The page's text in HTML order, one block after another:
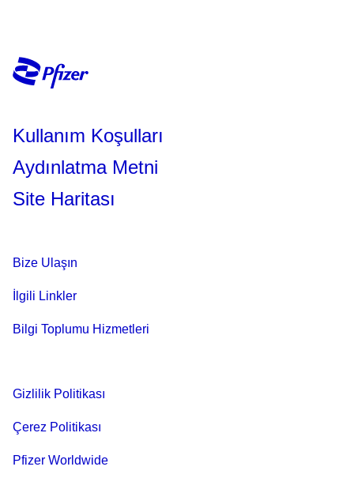
Kullanım Koşulları
Aydınlatma Metni
Site Haritası
Bize Ulaşın
İlgili Linkler
Bilgi Toplumu Hizmetleri
Gizlilik Politikası
Çerez Politikası
Pfizer Worldwide